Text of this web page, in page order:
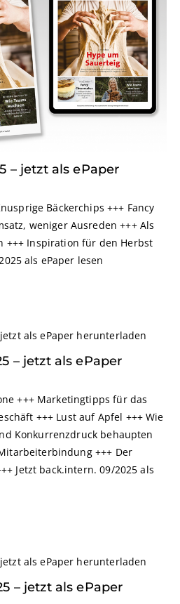
– jetzt als ePaper
Bäckerchips +++ Fancy
weniger Ausreden +++ Als
+++ Inspiration für den Herbst
als ePaper lesen
– jetzt als ePaper
+++ Marketingtipps für das
+++ Lust auf Apfel +++ Wie
Konkurrenzdruck behaupten
+++ Der
Jetzt back.intern. 09/2025 als
– jetzt als ePaper